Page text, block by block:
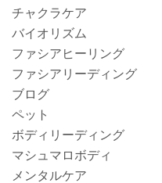
チャクラケア
バイオリズム
ファシアヒーリング
ファシアリーディング
ブログ
ペット
ボディリーディング
マシュマロボディ
メンタルケア